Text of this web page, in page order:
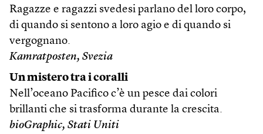
Ragazze e ragazzi svedesi parlano del loro corpo,
di quando si sentono a loro agio e di quando si
vergognano.
Kamratposten, Svezia
Un mistero tra i coralli
Nell’oceano Pacifico c’è un pesce dai colori
brillanti che si trasforma durante la crescita.
bioGraphic, Stati Uniti